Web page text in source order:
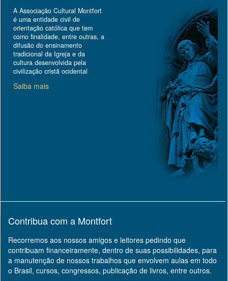
A Associação Cultural Montfort
é uma entidade civil de
orientação católica que tem
como finalidade, entre outras, a
difusão do ensinamento
tradicional da Igreja e da
cultura desenvolvida pela
civilização cristã ocidental
Saiba mais
Contribua com a Montfort
Recorremos aos nossos amigos e leitores pedindo que
contribuam financeiramente, dentro de suas possibilidades, para
a manutenção de nossos trabalhos que envolvem aulas em todo
o Brasil, cursos, congressos, publicação de livros, entre outros.